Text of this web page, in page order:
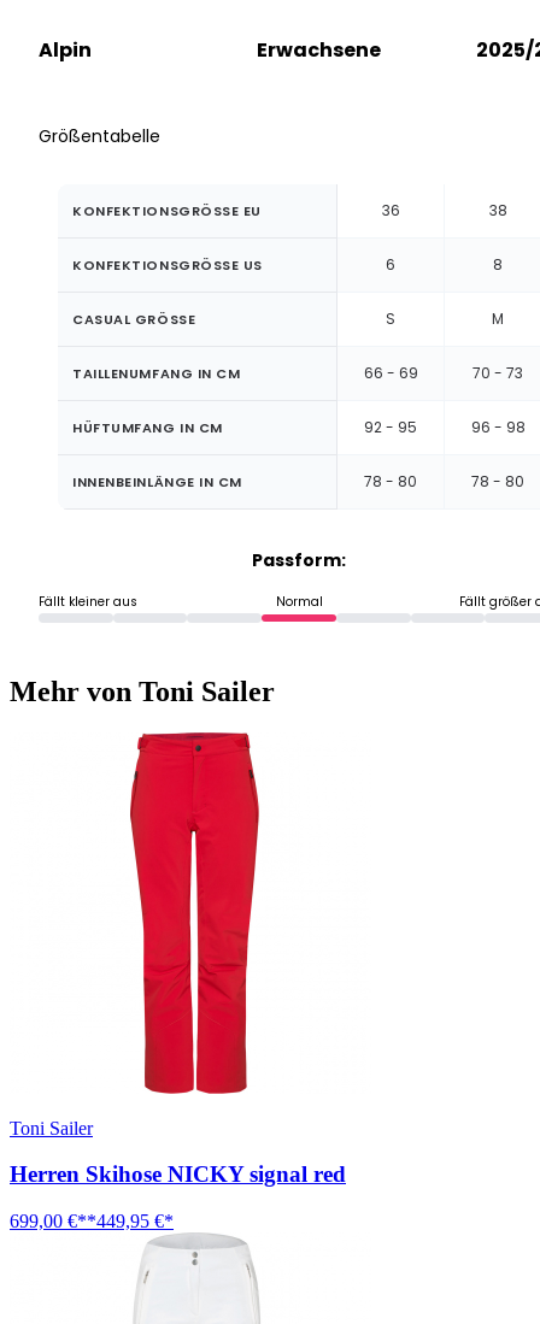
Alpin Erwachsene 2025/
Größentabelle
KONFEKTIONSGRÖSSE EU 36 38
KONFEKTIONSGRÖSSE US 6 8
CASUAL GRÖSSE S M
TAILLENUMFANG IN CM 66 - 69 70 - 73
HÜFTUMFANG IN CM 92 - 95 96 - 98
INNENBEINLÄNGE IN CM 78 - 80 78 - 80
Passform:
Fällt kleiner aus Normal Fällt größer
Mehr von Toni Sailer
Toni Sailer
Herren Skihose NICKY signal red
699,00 €**449,95 €*